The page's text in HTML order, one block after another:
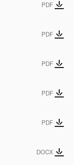
PDF
PDF
PDF
PDF
PDF
DOCX